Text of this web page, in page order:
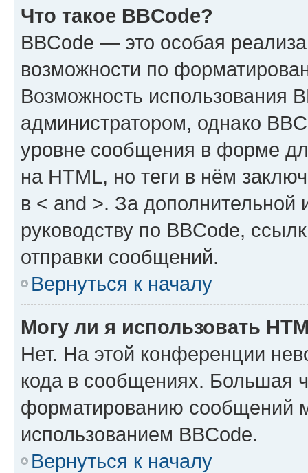
Что такое BBCode?
BBCode — это особая
возможности по
Возможность использования
администратором, однако
уровне сообщения в форме
на HTML, но теги в нём
в < and >. За
руководству по BBCode,
отправки сообщений.
Вернуться к началу
Могу ли я использовать
Нет. На этой конференции
кода в сообщениях. Большая
форматированию сообщений
использованием BBCode.
Вернуться к началу